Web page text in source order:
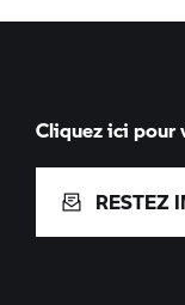
Cliquez ici pour
RESTEZ